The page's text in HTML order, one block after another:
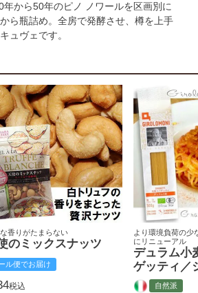
から50年のピノ ノワールを区画別に
ら瓶詰め。全房で発酵させ、樽を上手
ュヴェです。
香りがたまらない
のミックスナッツ
ル便でお届け
税込
より環境負荷の少
にリニューアル
デュラム
ゲッティ／
自然派